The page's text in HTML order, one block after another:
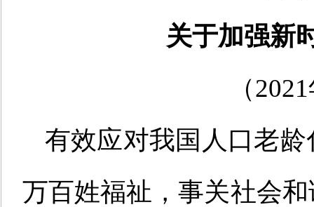
关于加强新
（
有效应对我国人口老
万百姓福祉，事关社会